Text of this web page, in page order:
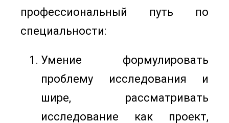
профессиональный путь по
специальности:
Умение формулировать
проблему исследования и
шире, рассматривать
исследование как проект,